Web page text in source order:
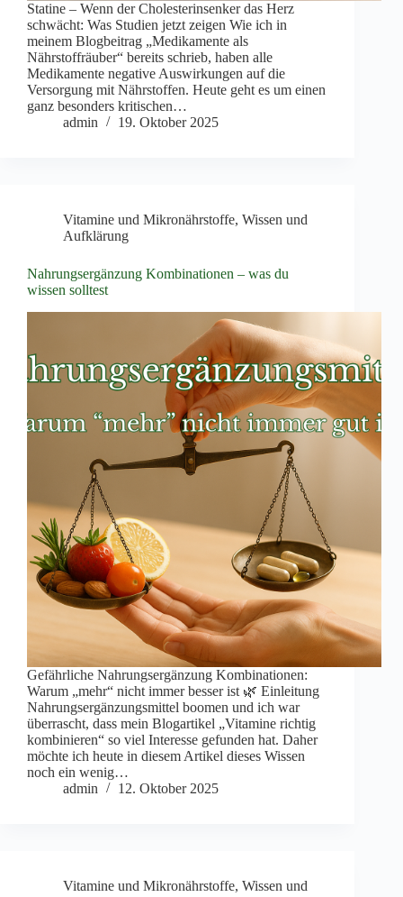
Statine – Wenn der Cholesterinsenker das Herz
schwächt: Was Studien jetzt zeigen Wie ich in
meinem Blogbeitrag „Medikamente als
Nährstoffräuber“ bereits schrieb, haben alle
Medikamente negative Auswirkungen auf die
Versorgung mit Nährstoffen. Heute geht es um einen
ganz besonders kritischen…
admin
19. Oktober 2025
Vitamine und Mikronährstoffe, Wissen und
Aufklärung
Nahrungsergänzung Kombinationen – was du
wissen solltest
Gefährliche Nahrungsergänzung Kombinationen:
Warum „mehr“ nicht immer besser ist 🌿 Einleitung
Nahrungsergänzungsmittel boomen und ich war
überrascht, dass mein Blogartikel „Vitamine richtig
kombinieren“ so viel Interesse gefunden hat. Daher
möchte ich heute in diesem Artikel dieses Wissen
noch ein wenig…
admin
12. Oktober 2025
Vitamine und Mikronährstoffe, Wissen und